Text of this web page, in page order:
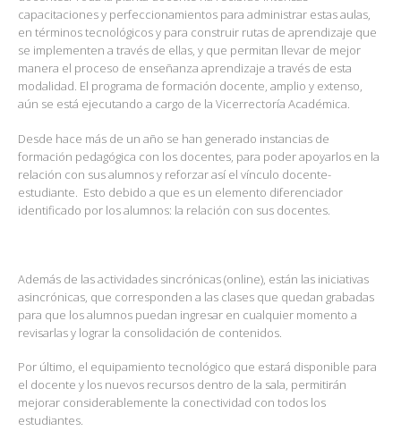
capacitaciones y perfeccionamientos para administrar estas aulas,
en términos tecnológicos y para construir rutas de aprendizaje que
se implementen a través de ellas, y que permitan llevar de mejor
manera el proceso de enseñanza aprendizaje a través de esta
modalidad. El programa de formación docente, amplio y extenso,
aún se está ejecutando a cargo de la Vicerrectoría Académica.
Desde hace más de un año se han generado instancias de
formación pedagógica con los docentes, para poder apoyarlos en la
relación con sus alumnos y reforzar así el vínculo docente-
estudiante. Esto debido a que es un elemento diferenciador
identificado por los alumnos: la relación con sus docentes.
Además de las actividades sincrónicas (online), están las iniciativas
asincrónicas, que corresponden a las clases que quedan grabadas
para que los alumnos puedan ingresar en cualquier momento a
revisarlas y lograr la consolidación de contenidos.
Por último, el equipamiento tecnológico que estará disponible para
el docente y los nuevos recursos dentro de la sala, permitirán
mejorar considerablemente la conectividad con todos los
estudiantes.